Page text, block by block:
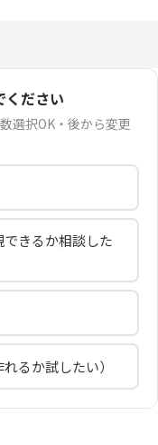
ください
選択OK・後から変更
きるか相談した
るか試したい）